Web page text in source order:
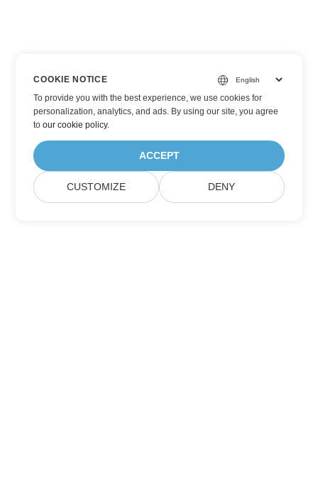
COOKIE NOTICE
To provide you with the best experience, we use cookies for
personalization, analytics, and ads. By using our site, you agree
toour cookie policy.
ACCEPT
CUSTOMIZE DENY